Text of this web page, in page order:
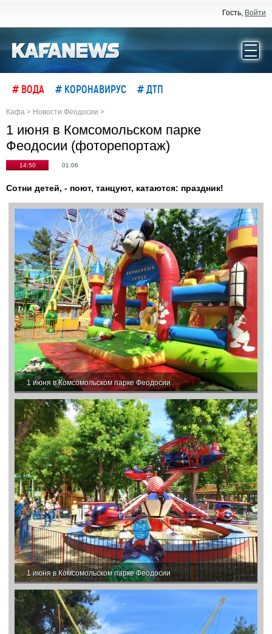
Гость, Войти
# ВОДА # КОРОНАВИРУС # ДТП
Кафа > Новости Феодосии >
1 июня в Комсомольском парке
Феодосии (фоторепортаж)
14:50 01.06
Сотни детей, - поют, танцуют, катаются: праздник!
1 июня в Комсомольском парке Феодосии
1 июня в Комсомольском парке Феодосии